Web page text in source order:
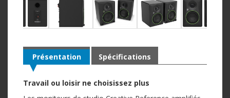
Présentation
Travail ou loisir ne choisissez plus
Spécifications